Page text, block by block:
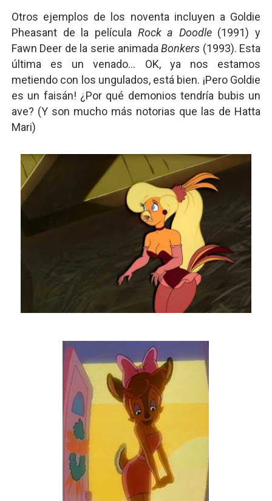
Otros ejemplos de los noventa incluyen a Goldie
Pheasant de la película Rock a Doodle(1991) y
Fawn Deer de la serie animadaBonkers (1993). Esta
última es un venado... OK, ya nos estamos
metiendo con los ungulados, está bien. ¡Pero Goldie
es un faisán! ¿Por qué demonios tendría bubis un
ave? (Y son mucho más notorias que las de Hatta
Mari)